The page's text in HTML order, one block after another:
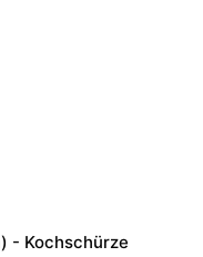
- Kochschürze